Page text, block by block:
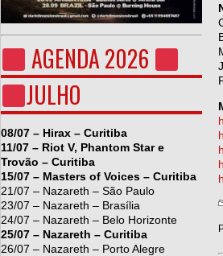
AGENDA 2026
JULHO
08/07 – Hirax – Curitiba
11/07 – Riot V, Phantom Star e
Trovão – Curitiba
15/07 – Masters of Voices – Curitiba
21/07 – Nazareth – São Paulo
23/07 – Nazareth – Brasília
24/07 – Nazareth – Belo Horizonte
25/07 – Nazareth – Curitiba
26/07 – Nazareth – Porto Alegre